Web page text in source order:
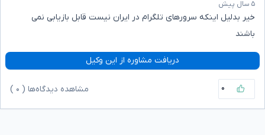
۵ سال پیش
خیر بدلیل اینکه سرورهای تلگرام در ایران نیست قابل بازیابی نمی
باشند
دریافت مشاوره از این وکیل
۰ مشاهده دیدگاه‌ها ( ۰